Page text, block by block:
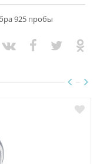
925 пробы